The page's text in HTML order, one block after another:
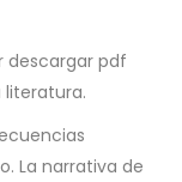
descargar pdf
La narrativa de